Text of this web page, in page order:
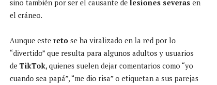
sino también por ser el causante de lesiones severas en
el cráneo.
Aunque este reto se ha viralizado en la red por lo
“divertido” que resulta para algunos adultos y usuarios
de TikTok, quienes suelen dejar comentarios como “yo
cuando sea papá”, “me dio risa” o etiquetan a sus parejas